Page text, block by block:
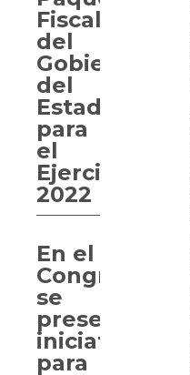
Fiscal
del
Gobierno
del
Estado
para
el
Ejercicio
2022
En el
Congreso
se
presenta
iniciativa
para